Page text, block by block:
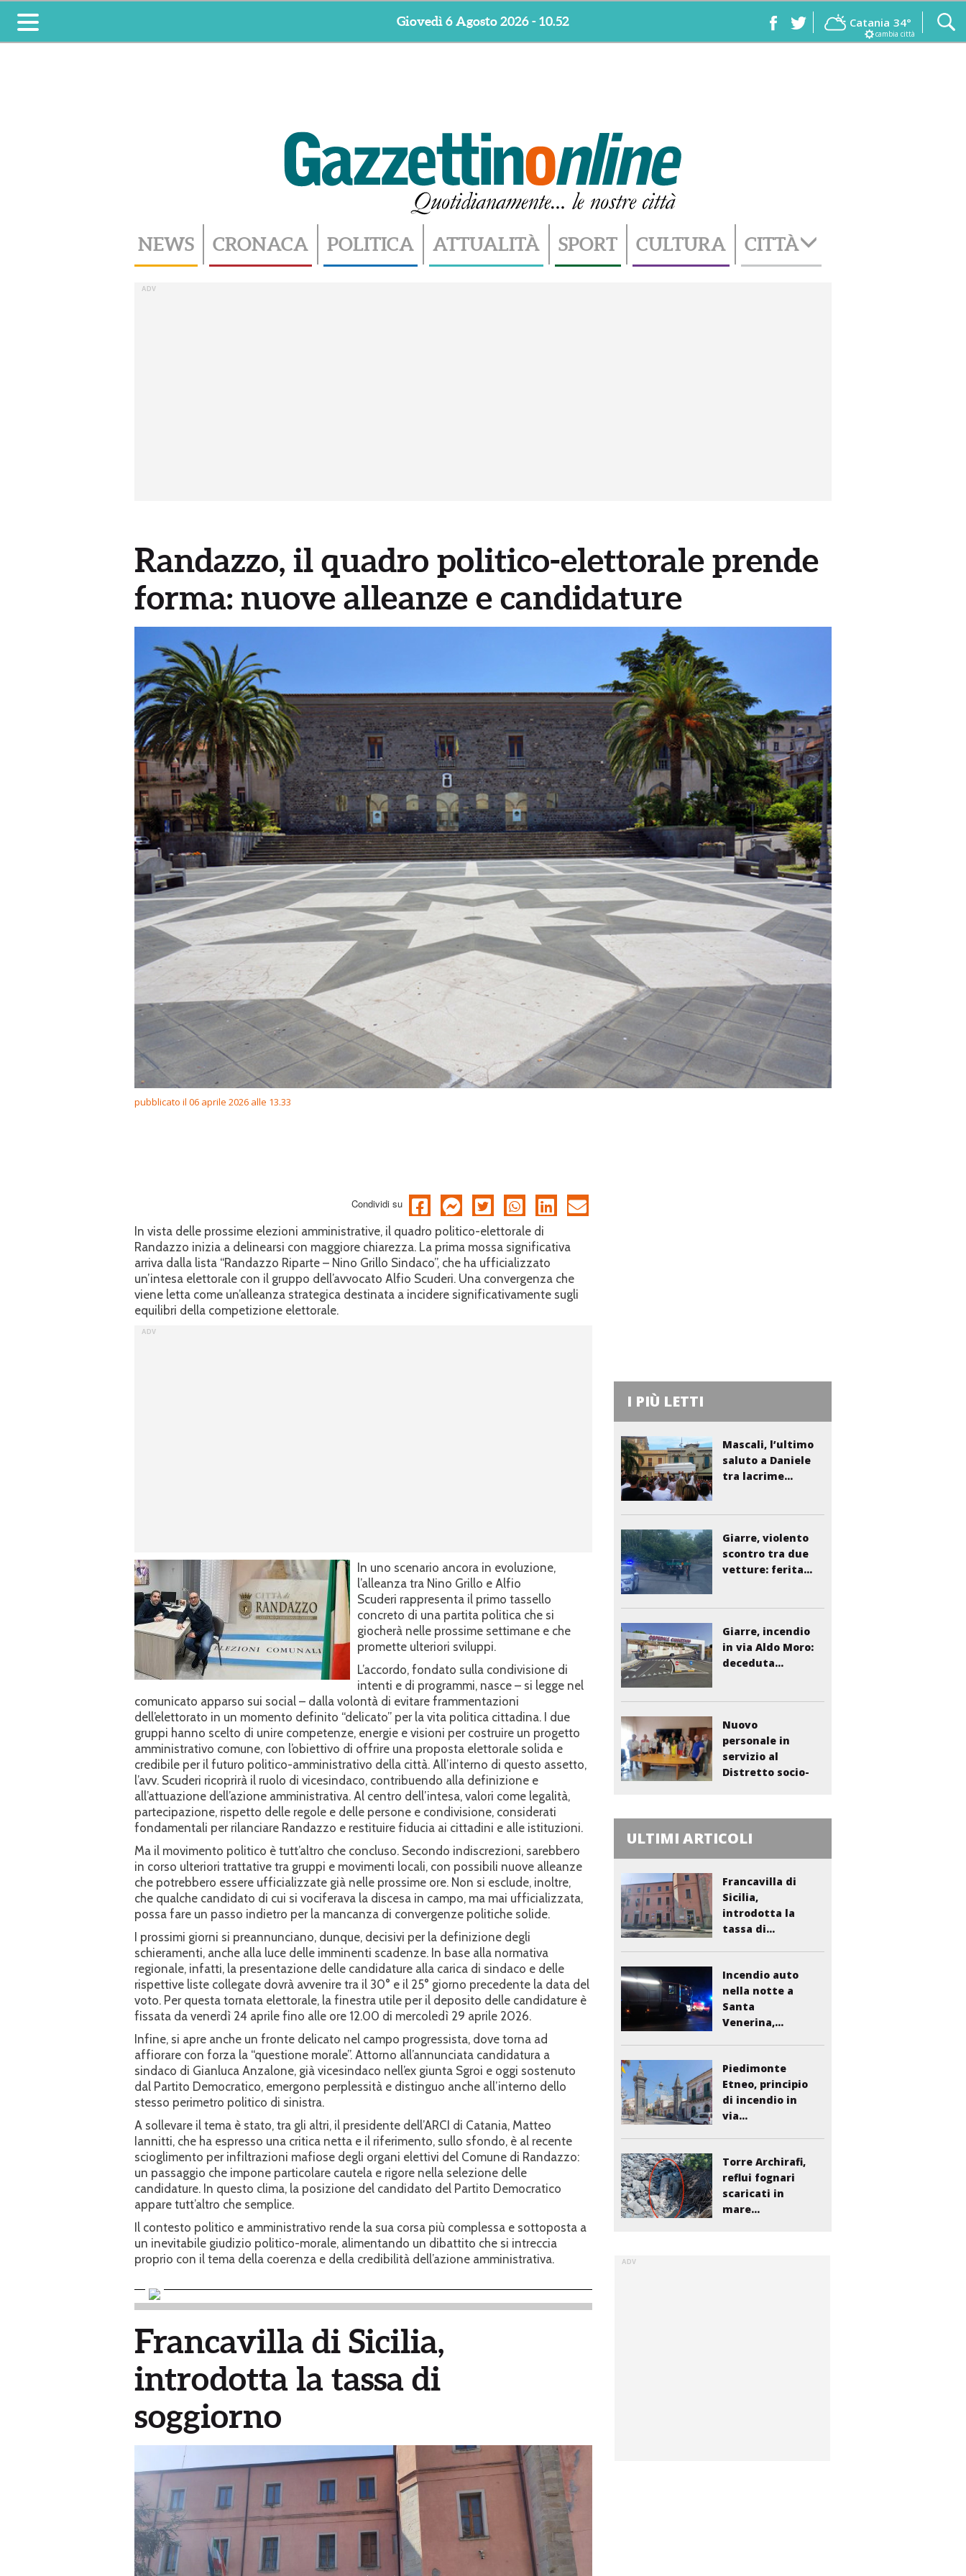
Toggle
navigation
Giovedì 6 Agosto 2026 - 10.52 Catania 34°
cambia città
NEWS CRONACA POLITICA ATTUALITÀ SPORT CULTURA CITTÀ
Randazzo, il quadro politico-elettorale prende
forma: nuove alleanze e candidature
pubblicato il 06 aprile 2026 alle 13.33
Condividi su
In vista delle prossime elezioni amministrative, il quadro politico-elettorale di
Randazzo inizia a delinearsi con maggiore chiarezza. La prima mossa significativa
arriva dalla lista “Randazzo Riparte – Nino Grillo Sindaco”, che ha ufficializzato
un’intesa elettorale con il gruppo dell’avvocato Alfio Scuderi. Una convergenza che
viene letta come un’alleanza strategica destinata a incidere significativamente sugli
equilibri della competizione elettorale.
In uno scenario ancora in evoluzione,
l’alleanza tra Nino Grillo e Alfio
Scuderi rappresenta il primo tassello
concreto di una partita politica che si
giocherà nelle prossime settimane e che
promette ulteriori sviluppi.
L’accordo, fondato sulla condivisione di
intenti e di programmi, nasce – si legge nel
comunicato apparso sui social – dalla volontà di evitare frammentazioni
dell’elettorato in un momento definito “delicato” per la vita politica cittadina. I due
gruppi hanno scelto di unire competenze, energie e visioni per costruire un progetto
amministrativo comune, con l’obiettivo di offrire una proposta elettorale solida e
credibile per il futuro politico-amministrativo della città. All’interno di questo assetto,
l’avv. Scuderi ricoprirà il ruolo di vicesindaco, contribuendo alla definizione e
all’attuazione dell’azione amministrativa. Al centro dell’intesa, valori come legalità,
partecipazione, rispetto delle regole e delle persone e condivisione, considerati
fondamentali per rilanciare Randazzo e restituire fiducia ai cittadini e alle istituzioni.
Ma il movimento politico è tutt’altro che concluso. Secondo indiscrezioni, sarebbero
in corso ulteriori trattative tra gruppi e movimenti locali, con possibili nuove alleanze
che potrebbero essere ufficializzate già nelle prossime ore. Non si esclude, inoltre,
che qualche candidato di cui si vociferava la discesa in campo, ma mai ufficializzata,
possa fare un passo indietro per la mancanza di convergenze politiche solide.
I prossimi giorni si preannunciano, dunque, decisivi per la definizione degli
schieramenti, anche alla luce delle imminenti scadenze. In base alla normativa
regionale, infatti, la presentazione delle candidature alla carica di sindaco e delle
rispettive liste collegate dovrà avvenire tra il 30° e il 25° giorno precedente la data del
voto. Per questa tornata elettorale, la finestra utile per il deposito delle candidature è
fissata da venerdì 24 aprile fino alle ore 12.00 di mercoledì 29 aprile 2026.
Infine, si apre anche un fronte delicato nel campo progressista, dove torna ad
affiorare con forza la “questione morale”. Attorno all’annunciata candidatura a
sindaco di Gianluca Anzalone, già vicesindaco nell’ex giunta Sgroi e oggi sostenuto
dal Partito Democratico, emergono perplessità e distinguo anche all’interno dello
stesso perimetro politico di sinistra.
A sollevare il tema è stato, tra gli altri, il presidente dell’ARCI di Catania, Matteo
Iannitti, che ha espresso una critica netta e il riferimento, sullo sfondo, è al recente
scioglimento per infiltrazioni mafiose degli organi elettivi del Comune di Randazzo:
un passaggio che impone particolare cautela e rigore nella selezione delle
candidature. In questo clima, la posizione del candidato del Partito Democratico
appare tutt’altro che semplice.
Il contesto politico e amministrativo rende la sua corsa più complessa e sottoposta a
un inevitabile giudizio politico-morale, alimentando un dibattito che si intreccia
proprio con il tema della coerenza e della credibilità dell’azione amministrativa.
Francavilla di Sicilia,
introdotta la tassa di
soggiorno
I PIÙ LETTI
Mascali, l’ultimo
saluto a Daniele
tra lacrime...
Giarre, violento
scontro tra due
vetture: ferita...
Giarre, incendio
in via Aldo Moro:
deceduta...
Nuovo
personale in
servizio al
Distretto socio-
ULTIMI ARTICOLI
Francavilla di
Sicilia,
introdotta la
tassa di...
Incendio auto
nella notte a
Santa
Venerina,...
Piedimonte
Etneo, principio
di incendio in
via...
Torre Archirafi,
reflui fognari
scaricati in
mare...